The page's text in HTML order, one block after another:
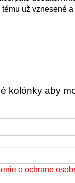
už vznesené
kolónky aby
o ochrane